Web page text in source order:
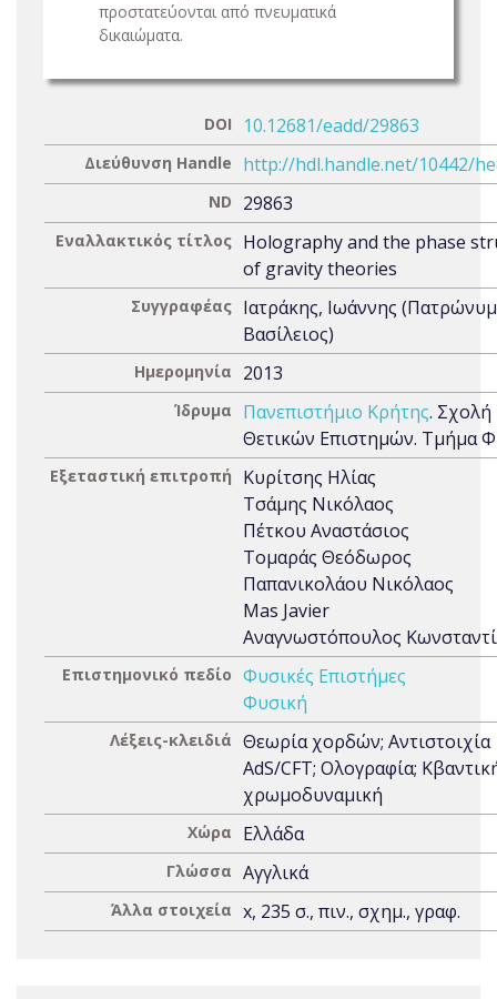
προστατεύονται από πνευματικά
δικαιώματα.
DOI 10.12681/eadd/29863
Διεύθυνση Handle http://hdl.handle.net/10442/
ND 29863
Εναλλακτικός τίτλος Holography and the phase
of gravity theories
Συγγραφέας Ιατράκης, Ιωάννης
Βασίλειος)
Ημερομηνία 2013
Ίδρυμα Πανεπιστήμιο Κρήτης. Σχολή
Θετικών Επιστημών. Τμήμα
Εξεταστική επιτροπή
Κυρίτσης Ηλίας
Τσάμης Νικόλαος
Πέτκου Αναστάσιος
Τομαράς Θεόδωρος
Παπανικολάου Νικόλαος
Mas Javier
Αναγνωστόπουλος
Επιστημονικό πεδίο Φυσικές Επιστήμες
Φυσική
Λέξεις-κλειδιά Θεωρία χορδών; Αντιστοιχία
AdS/CFT; Ολογραφία;
χρωμοδυναμική
Χώρα Ελλάδα
Γλώσσα Αγγλικά
Άλλα στοιχεία x, 235 σ., πιν., σχημ., γραφ.